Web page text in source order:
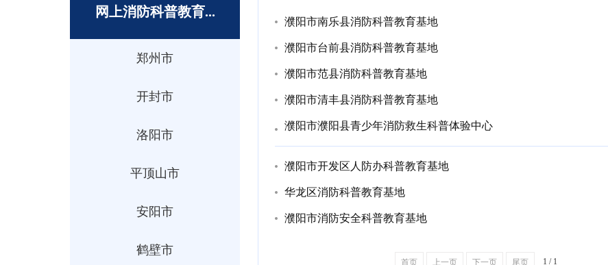
网上消防科普教育...
郑州市
开封市
洛阳市
平顶山市
安阳市
鹤壁市
濮阳市南乐县消防科普教育基地
濮阳市台前县消防科普教育基地
濮阳市范县消防科普教育基地
濮阳市清丰县消防科普教育基地
濮阳市濮阳县青少年消防救生科普体验中心
濮阳市开发区人防办科普教育基地
华龙区消防科普教育基地
濮阳市消防安全科普教育基地
首页 上一页 下一页 尾页 1 / 1